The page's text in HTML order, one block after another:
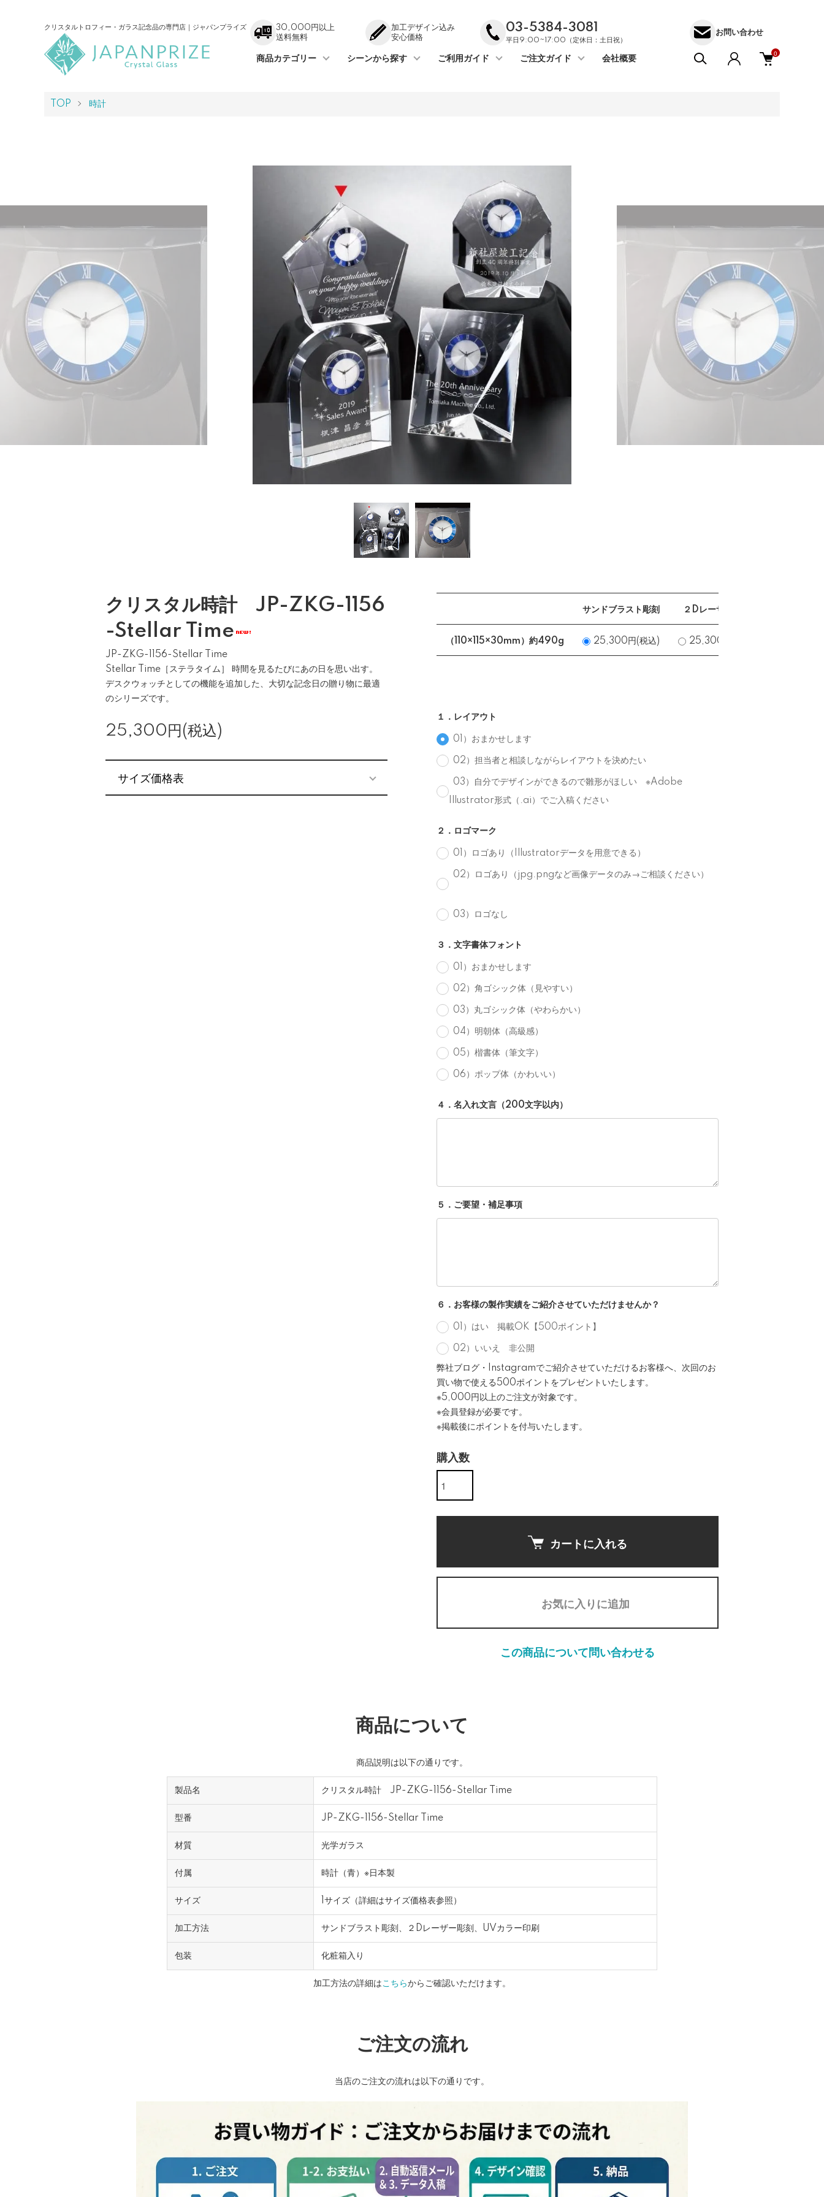
クリスタルトロフィー・ガラス記念品の専門店｜ジャパンプライズ
30,000円以上
送料無料
加工デザイン込み
安心価格
03-5384-3081
平日9:00~17:00（定休日：土日祝）
お問い合わせ
商品カテゴリー シーンから探す ご利用ガイド ご注文ガイド 会社概要
0
TOP 時計
クリスタル時計 JP-ZKG-1156
-Stellar Time
JP-ZKG-1156-Stellar Time
Stellar Time［ステラタイム］ 時間を見るたびにあの日を思い出す。
デスクウォッチとしての機能を追加した、大切な記念日の贈り物に最適
のシリーズです。
25,300円(税込)
サイズ価格表
サンドブラスト彫刻 ２Dレーザー彫刻
（110×115×30mm）約490g 25,300円(税込) 25,300円(税込)
１．レイアウト
01）おまかせします
02）担当者と相談しながらレイアウトを決めたい
03）自分でデザインができるので雛形がほしい ※Adobe
Illustrator形式（.ai）でご入稿ください
２．ロゴマーク
01）ロゴあり（Illustratorデータを用意できる）
02）ロゴあり（jpg.pngなど画像データのみ→ご相談ください）
03）ロゴなし
３．文字書体フォント
01）おまかせします
02）角ゴシック体（見やすい）
03）丸ゴシック体（やわらかい）
04）明朝体（高級感）
05）楷書体（筆文字）
06）ポップ体（かわいい）
４．名入れ文言（200文字以内）
５．ご要望・補足事項
６．お客様の製作実績をご紹介させていただけませんか？
01）はい 掲載OK【500ポイント】
02）いいえ 非公開
弊社ブログ・Instagramでご紹介させていただけるお客様へ、次回のお
買い物で使える500ポイントをプレゼントいたします。
※5,000円以上のご注文が対象です。
※会員登録が必要です。
※掲載後にポイントを付与いたします。
購入数
カートに入れる
お気に入りに追加
この商品について問い合わせる
商品について
商品説明は以下の通りです。
製品名 クリスタル時計 JP-ZKG-1156-Stellar Time
型番 JP-ZKG-1156-Stellar Time
材質 光学ガラス
付属 時計（青）※日本製
サイズ 1サイズ（詳細はサイズ価格表参照）
加工方法 サンドブラスト彫刻、２Dレーザー彫刻、UVカラー印刷
包装 化粧箱入り
加工方法の詳細はこちらからご確認いただけます。
ご注文の流れ
当店のご注文の流れは以下の通りです。